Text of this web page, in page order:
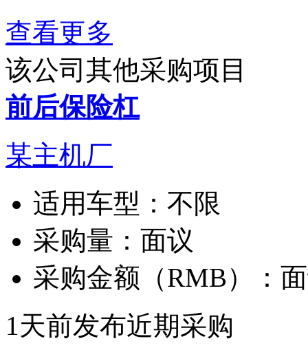
查看更多
该公司其他采购项目
前后保险杠
某主机厂
适用车型： 不限
采购量： 面议
采购金额（RMB）：
1天前发布近期采购